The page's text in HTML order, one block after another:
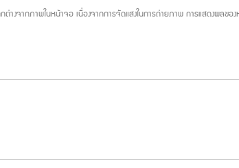
ต่างจากภาพในหน้าจอ เนื่องจากการจัดแสงในการถ่ายภาพ การแสดงผลข